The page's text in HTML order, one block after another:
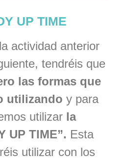
UP TIME
actividad anterior
tendréis que
las formas que
utilizando y para
utilizar la
UP TIME”. Esta
utilizar con los